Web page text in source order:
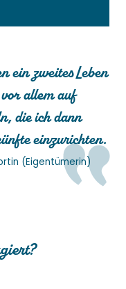
ein zweites Leben
vor allem auf
die ich dann
einzurichten.
(Eigentümerin)